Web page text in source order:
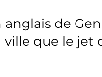
anglais de
que le jet